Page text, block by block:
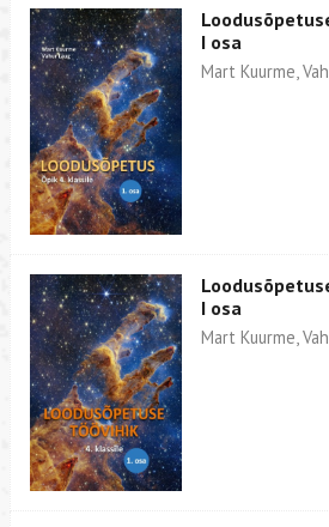
I osa
Mart Kuurme,
I osa
Mart Kuurme,